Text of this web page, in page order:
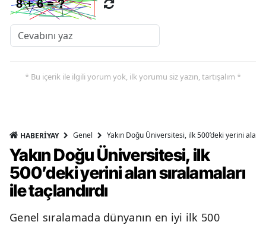
* Bu içerik ile ilgili yorum yok, ilk yorumu siz yazın, tartışalım *
HABERİYAY Genel Yakın Doğu Üniversitesi, ilk 500’deki yerini alan
Yakın Doğu Üniversitesi, ilk
500’deki yerini alan sıralamaları
ile taçlandırdı
Genel sıralamada dünyanın en iyi ilk 500